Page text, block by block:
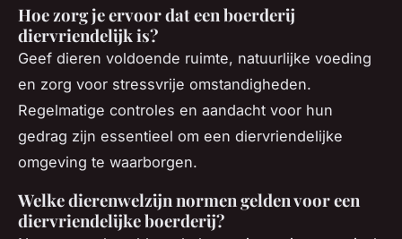
Hoe zorg je ervoor dat een boerderij
diervriendelijk is?
Geef dieren voldoende ruimte, natuurlijke voeding
en zorg voor stressvrije omstandigheden.
Regelmatige controles en aandacht voor hun
gedrag zijn essentieel om een diervriendelijke
omgeving te waarborgen.
Welke dierenwelzijn normen gelden voor een
diervriendelijke boerderij?